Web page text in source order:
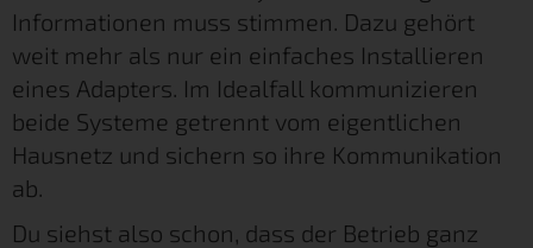
Informationen muss stimmen. Dazu gehört
weit mehr als nur ein einfaches Installieren
eines Adapters. Im Idealfall kommunizieren
beide Systeme getrennt vom eigentlichen
Hausnetz und sichern so ihre Kommunikation
ab.
Du siehst also schon, dass der Betrieb ganz